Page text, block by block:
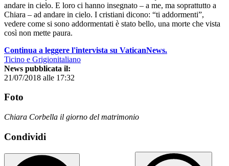
andare in cielo. E loro ci hanno insegnato – a me, ma soprattutto a
Chiara – ad andare in cielo. I cristiani dicono: “ti addormenti”,
vedere come si sono addormentati è stato bello, una morte che vista
così non mette paura.
Continua a leggere l'intervista su VaticanNews.
Ticino e Grigionitaliano
News pubblicata il:
21/07/2018 alle 17:32
Foto
Chiara Corbella il giorno del matrimonio
Condividi